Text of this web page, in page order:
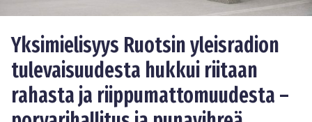
Yksimielisyys Ruotsin yleisradion
tulevaisuudesta hukkui riitaan
rahasta ja riippumattomuudesta –